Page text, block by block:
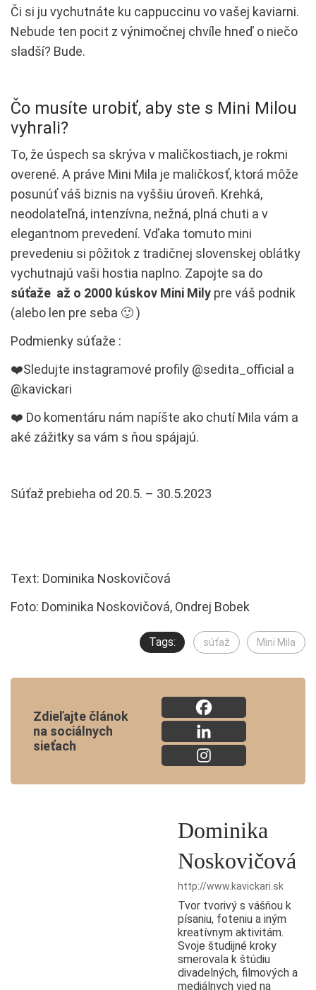
Či si ju vychutnáte ku cappuccinu vo vašej kaviarni.
Nebude ten pocit z výnimočnej chvíle hneď o niečo
sladší? Bude.
Čo musíte urobiť, aby ste s Mini Milou
vyhrali?
To, že úspech sa skrýva v maličkostiach, je rokmi
overené. A práve Mini Mila je maličkosť, ktorá môže
posunúť váš biznis na vyššiu úroveň. Krehká,
neodolateľná, intenzívna, nežná, plná chuti a v
elegantnom prevedení. Vďaka tomuto mini
prevedeniu si pôžitok z tradičnej slovenskej oblátky
vychutnajú vaši hostia naplno. Zapojte sa do
súťaže až o 2000 kúskov Mini Mily pre váš podnik
(alebo len pre seba 🙂 )
Podmienky súťaže :
❤️Sledujte instagramové profily @sedita_official a
@kavickari
❤️ Do komentáru nám napíšte ako chutí Mila vám a
aké zážitky sa vám s ňou spájajú.
Súťaž prebieha od 20.5. – 30.5.2023
Text: Dominika Noskovičová
Foto: Dominika Noskovičová, Ondrej Bobek
Tags: súťaž Mini Mila
Zdieľajte článok
na sociálnych
sieťach
Dominika
Noskovičová
http://www.kavickari.sk
Tvor tvorivý s vášňou k
písaniu, foteniu a iným
kreatívnym aktivitám.
Svoje študijné kroky
smerovala k štúdiu
divadelných, filmových a
mediálnych vied na